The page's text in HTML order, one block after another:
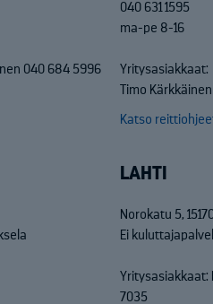
040 684 5996
040 631 1595
ma-pe 8-16
Yritysasiakkaat:
Timo
Katso
LAHTI
Norokatu 5,
Ei
Yritysasiakkaat:
7035